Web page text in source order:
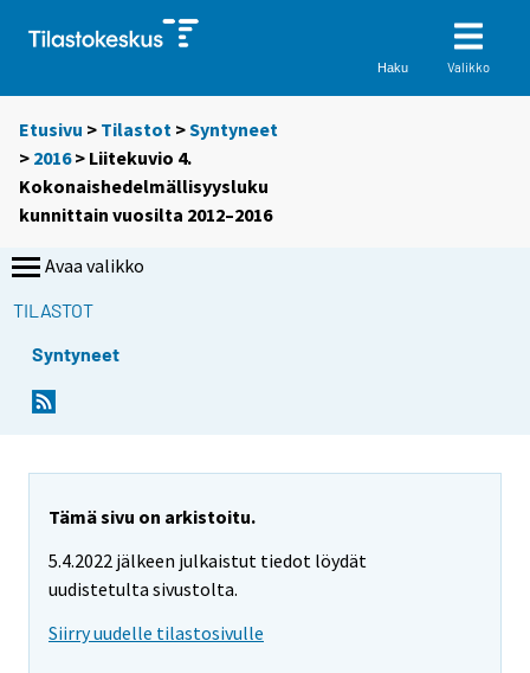
Haku Valikko
Etusivu > Tilastot >Syntyneet
> 2016> Liitekuvio 4.
Kokonaishedelmällisyysluku
kunnittain vuosilta 2012–2016
Avaa valikko
TILASTOT
Syntyneet
Tämä sivu on arkistoitu.
5.4.2022 jälkeen julkaistut tiedot löydät
uudistetulta sivustolta.
Siirry uudelle tilastosivulle